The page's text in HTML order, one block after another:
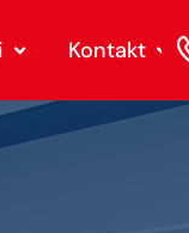
Kontakt